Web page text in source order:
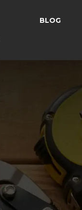
BLOG